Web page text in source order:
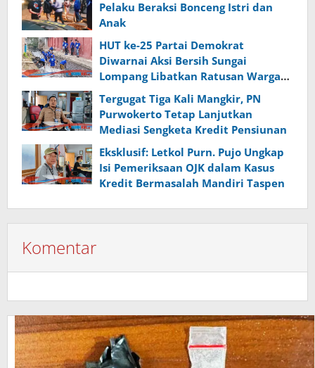
Pelaku Beraksi Bonceng Istri dan
Anak
HUT ke-25 Partai Demokrat
Diwarnai Aksi Bersih Sungai
Lompang Libatkan Ratusan Warga
Banyumas
Tergugat Tiga Kali Mangkir, PN
Purwokerto Tetap Lanjutkan
Mediasi Sengketa Kredit Pensiunan
Eksklusif: Letkol Purn. Pujo Ungkap
Isi Pemeriksaan OJK dalam Kasus
Kredit Bermasalah Mandiri Taspen
Komentar